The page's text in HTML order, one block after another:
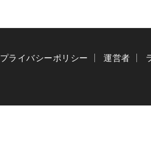
プライバシーポリシー 運営者